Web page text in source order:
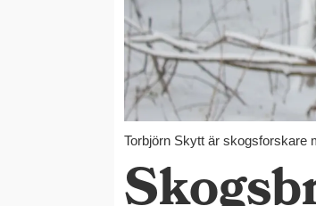
Torbjörn Skytt är skogsforskare